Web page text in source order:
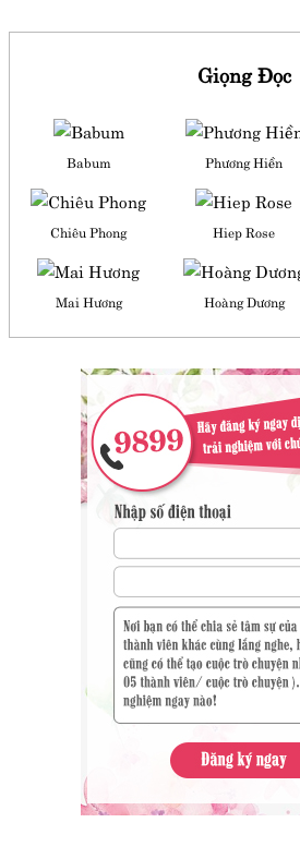
Giọng Đọc
Babum Phương Hiền
Chiêu Phong Hiep Rose
Mai Hương Hoàng Dương